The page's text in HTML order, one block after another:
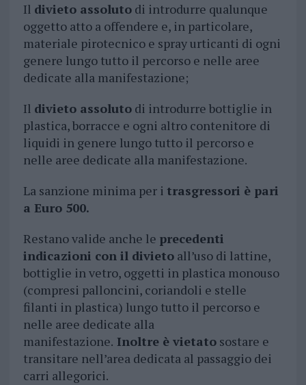
Il divieto assolutodi introdurre qualunque
oggetto atto a offendere e, in particolare,
materiale pirotecnico e spray urticanti di ogni
genere lungo tutto il percorso e nelle aree
dedicate alla manifestazione;
Il divieto assolutodi introdurre bottiglie in
plastica, borracce e ogni altro contenitore di
liquidi in genere lungo tutto il percorso e
nelle aree dedicate alla manifestazione.
La sanzione minima per i trasgressori è pari
a Euro 500.
Restano valide anche le precedenti
indicazioni con il divietoall’uso di lattine,
bottiglie in vetro, oggetti in plastica monouso
(compresi palloncini, coriandoli e stelle
filanti in plastica) lungo tutto il percorso e
nelle aree dedicate alla
manifestazione. Inoltre è vietatosostare e
transitare nell’area dedicata al passaggio dei
carri allegorici.